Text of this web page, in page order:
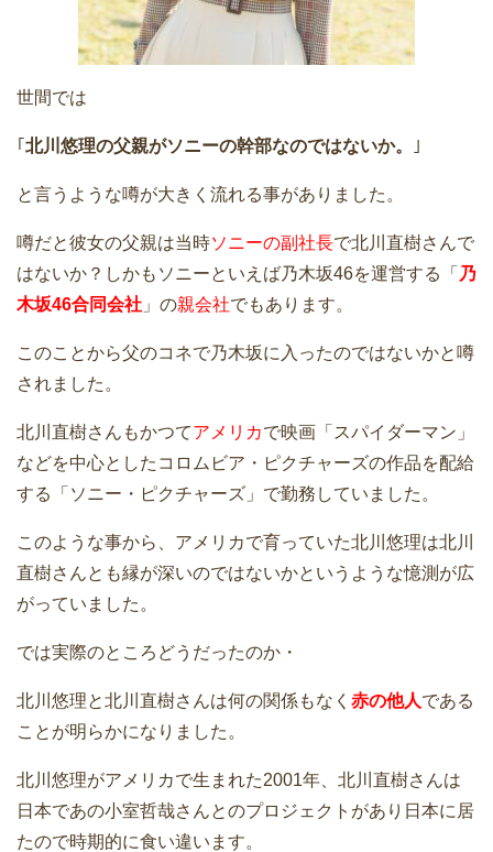
世間では
｢ 北川悠理の父親がソニーの幹部なのではないか。 ｣
と言うような噂が大きく流れる事がありました。
噂だと彼女の父親は当時ソニーの副社長で北川直樹さんで
はないか？しかもソニーといえば乃木坂46を運営する「 乃
木坂46合同会社 」の親会社でもあります。
このことから父のコネで乃木坂に入ったのではないかと噂
されました。
北川直樹さんもかつてアメリカで映画「スパイダーマン」
などを中心としたコロムビア・ピクチャーズの作品を配給
する「ソニー・ピクチャーズ」で勤務していました。
このような事から、アメリカで育っていた北川悠理は北川
直樹さんとも縁が深いのではないかというような憶測が広
がっていました。
では実際のところどうだったのか・
北川悠理と北川直樹さんは何の関係もなく 赤の他人である
ことが明らかになりました。
北川悠理がアメリカで生まれた2001年、北川直樹さんは
日本であの小室哲哉さんとのプロジェクトがあり日本に居
たので時期的に食い違います。